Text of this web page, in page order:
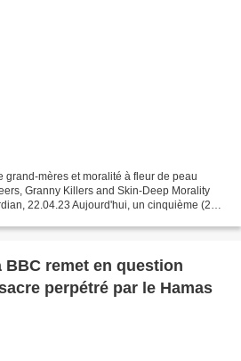
grand-mères et moralité à fleur de peau
Granny Killers and Skin-Deep Morality
22.04.23 Aujourd'hui, un cinquième (278
BBC remet en question
perpétré par le Hamas